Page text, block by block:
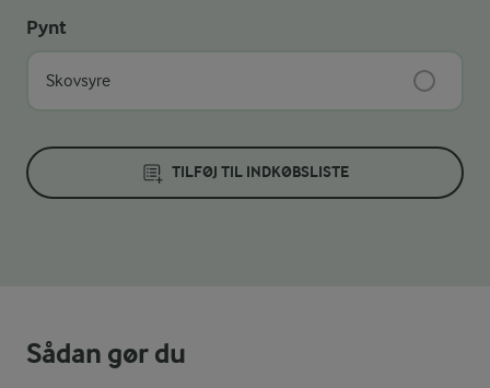
Pynt
Skovsyre
TILFØJ TIL INDKØBSLISTE
Sådan gør du